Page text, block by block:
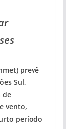
prevê
Sul,
de
vento,
período